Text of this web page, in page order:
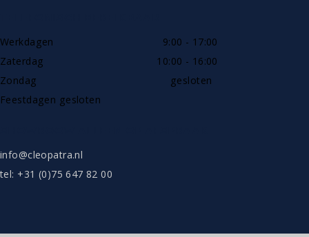
Werkdagen
9:00 - 17:00
Zaterdag
10:00 - 16:00
Zondag
gesloten
Feestdagen gesloten
info@cleopatra.nl
tel: +31 (0)75 647 82 00